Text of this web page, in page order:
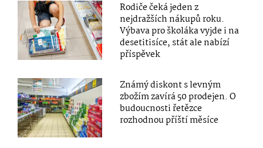
Rodiče čeká jeden z
nejdražších nákupů roku.
Výbava pro školáka vyjde i na
desetitisíce, stát ale nabízí
příspěvek
Známý diskont s levným
zbožím zavírá 50 prodejen. O
budoucnosti řetězce
rozhodnou příští měsíce